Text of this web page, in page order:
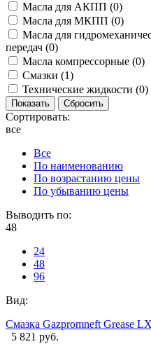
Масла для АКПП (0)
Масла для МКПП (0)
Масла для
передач (0)
Масла компрессорные (0)
Смазки (1)
Технические жидкости (0)
Сортировать:
все
Все
По наименованию
По возрастанию цены
По убыванию цены
Выводить по:
48
24
48
96
Вид:
Смазка Gazpromneft Grease
5 821 руб.